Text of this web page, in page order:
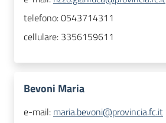
telefono:0543714311
cellulare: 3356159611
Bevoni Maria
e-mail: maria.bevoni@provincia.fc.it